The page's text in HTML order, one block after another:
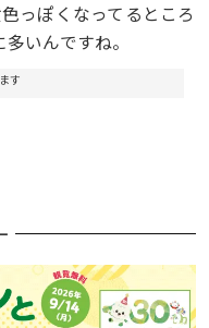
っぽくなってるところ
いんですね。
す